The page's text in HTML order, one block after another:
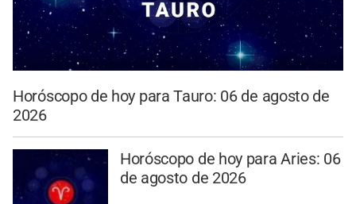
Horóscopo de hoy para Tauro: 06 de agosto de
2026
Horóscopo de hoy para Aries: 06
de agosto de 2026